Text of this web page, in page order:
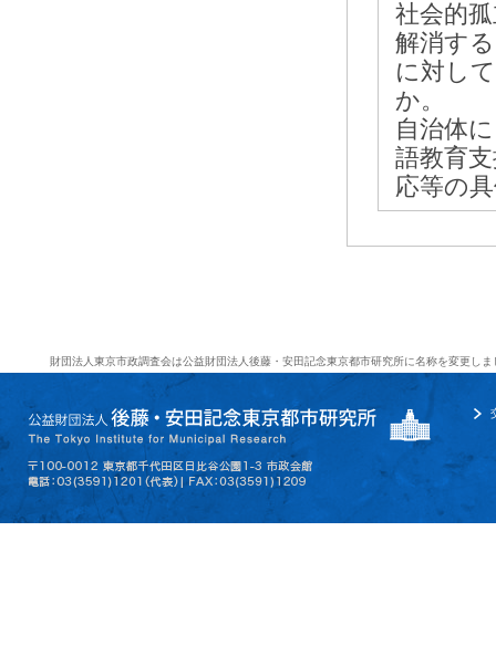
社会的
解消す
に対し
か。
自治体
語教育
応等の
財団法人東京市政調査会は公益財団法人後藤・安田記念東京都市研究所に名称を変更しま